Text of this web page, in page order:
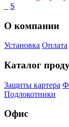
S
О компании
Установка Оплата
Каталог
Защиты картера
Подлокотники
Офис